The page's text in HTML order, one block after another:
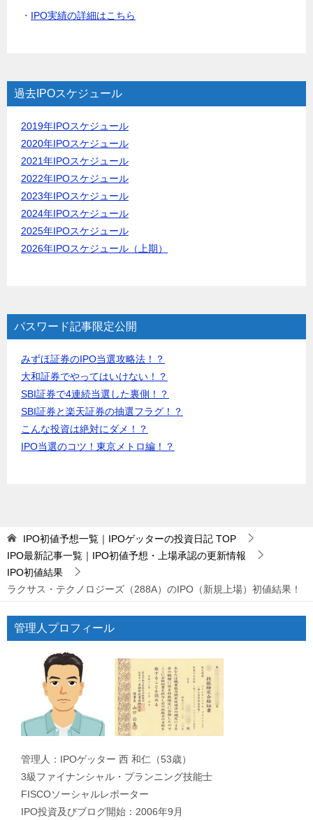
・ IPO実績の詳細はこちら
過去IPOスケジュール
2019年IPOスケジュール
2020年IPOスケジュール
2021年IPOスケジュール
2022年IPOスケジュール
2023年IPOスケジュール
2024年IPOスケジュール
2025年IPOスケジュール
2026年IPOスケジュール（上期）
パスワード記事限定公開
みずほ証券のIPO当選攻略法！？
大和証券でやってはいけない！？
SBI証券で4連続当選した裏側！？
SBI証券と楽天証券の抽選フラグ！？
こんな投資は絶対にダメ！？
IPO当選のコツ！東京メトロ編！？
IPO初値予想一覧｜IPOゲッターの投資日記 TOP
IPO最新記事一覧｜IPO初値予想・上場承認の更新情報
IPO初値結果
ラクサス・テクノロジーズ（288A）のIPO（新規上場）初値結果！
管理人プロフィール
管理人：IPOゲッター 西 和仁（53歳）
3級ファイナンシャル・プランニング技能士
FISCOソーシャルレポーター
IPO投資及びブログ開始：2006年9月